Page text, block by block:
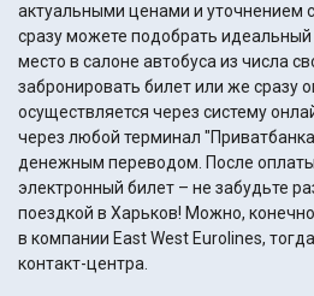
актуальными ценами и уточнением
сразу можете подобрать
место в салоне автобуса из числа
забронировать билет или же сразу
осуществляется через систему
через любой терминал
денежным переводом. После оплаты вы получите
электронный билет – не забудьте
поездкой в Харьков! Можно,
в компании East West Eurolines,
контакт-центра.